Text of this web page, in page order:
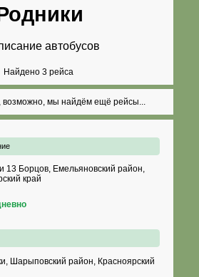
автобусов
Найдено 3 рейса
возможно, мы найдём ещё рейсы...
13 Борцов, Емельяновский район,
край
Шарыповский район, Красноярский